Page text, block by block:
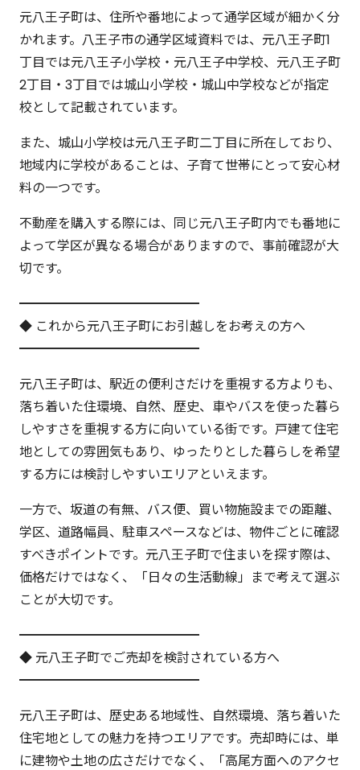
元八王子町は、住所や番地によって通学区域が細かく分
かれます。八王子市の通学区域資料では、元八王子町1
丁目では元八王子小学校・元八王子中学校、元八王子町
2丁目・3丁目では城山小学校・城山中学校などが指定
校として記載されています。
また、城山小学校は元八王子町二丁目に所在しており、
地域内に学校があることは、子育て世帯にとって安心材
料の一つです。
不動産を購入する際には、同じ元八王子町内でも番地に
よって学区が異なる場合がありますので、事前確認が大
切です。
━━━━━━━━━━━━━━
◆ これから元八王子町にお引越しをお考えの方へ
━━━━━━━━━━━━━━
元八王子町は、駅近の便利さだけを重視する方よりも、
落ち着いた住環境、自然、歴史、車やバスを使った暮ら
しやすさを重視する方に向いている街です。戸建て住宅
地としての雰囲気もあり、ゆったりとした暮らしを希望
する方には検討しやすいエリアといえます。
一方で、坂道の有無、バス便、買い物施設までの距離、
学区、道路幅員、駐車スペースなどは、物件ごとに確認
すべきポイントです。元八王子町で住まいを探す際は、
価格だけではなく、「日々の生活動線」まで考えて選ぶ
ことが大切です。
━━━━━━━━━━━━━━
◆ 元八王子町でご売却を検討されている方へ
━━━━━━━━━━━━━━
元八王子町は、歴史ある地域性、自然環境、落ち着いた
住宅地としての魅力を持つエリアです。売却時には、単
に建物や土地の広さだけでなく、「高尾方面へのアクセ